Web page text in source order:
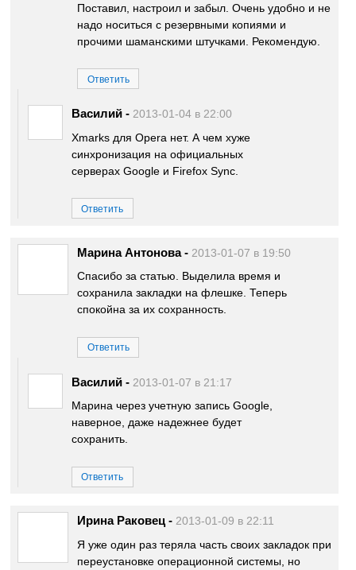
Поставил, настроил и забыл. Очень удобно и не
надо носиться с резервными копиями и
прочими шаманскими штучками. Рекомендую.
Ответить
Василий - 2013-01-04 в 22:00
Xmarks для Opera нет. А чем хуже
синхронизация на официальных
серверах Google и Firefox Sync.
Ответить
Марина Антонова - 2013-01-07 в 19:50
Спасибо за статью. Выделила время и
сохранила закладки на флешке. Теперь
спокойна за их сохранность.
Ответить
Василий - 2013-01-07 в 21:17
Марина через учетную запись Google,
наверное, даже надежнее будет
сохранить.
Ответить
Ирина Раковец - 2013-01-09 в 22:11
Я уже один раз теряла часть своих закладок при
переустановке операционной системы, но